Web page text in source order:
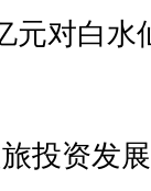
元对白水
投资发